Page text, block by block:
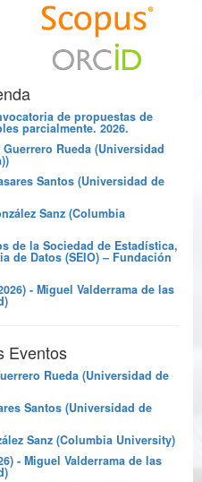
de propuestas de
parcialmente. 2026.
Rueda (Universidad
Santos (Universidad de
Sanz (Columbia
de la Sociedad de Estadística,
de Datos (SEIO) – Fundación
- Miguel Valderrama de las
Eventos
Rueda (Universidad de
Santos (Universidad de
Sanz (Columbia University)
- Miguel Valderrama de las